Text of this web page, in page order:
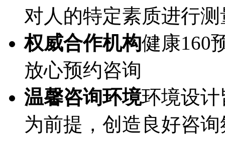
对人的特定素质进行
权威合作机构健康160
放心预约咨询
温馨咨询环境环境设
为前提，创造良好咨